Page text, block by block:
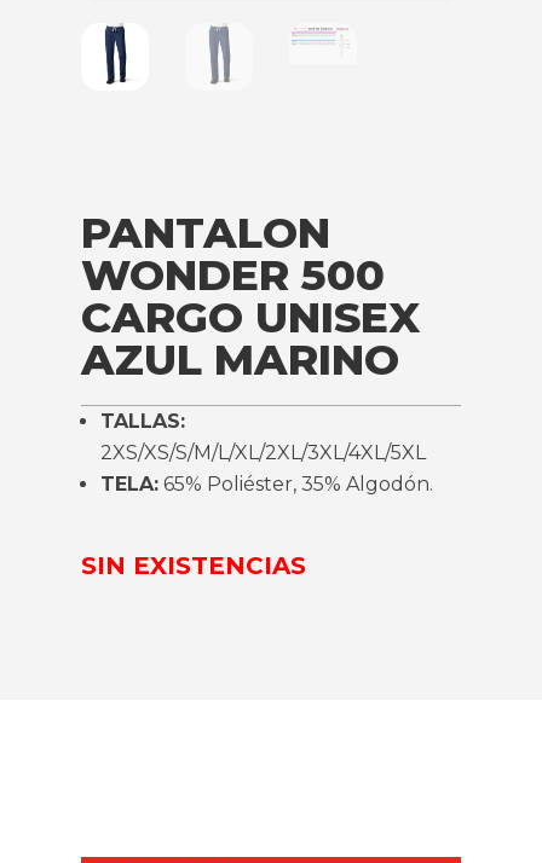
PANTALON
WONDER 500
CARGO UNISEX
AZUL MARINO
TALLAS:
2XS/XS/S/M/L/XL/2XL/3XL/4XL/5XL
TELA: 65% Poliéster, 35% Algodón.
SIN EXISTENCIAS